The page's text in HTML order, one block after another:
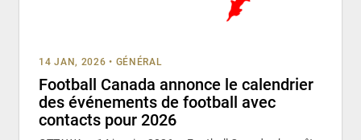
14 JAN, 2026 • GÉNÉRAL
Football Canada annonce le calendrier
des événements de football avec
contacts pour 2026